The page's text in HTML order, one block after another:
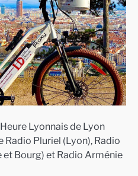
Lyonnais de Lyon
Radio Pluriel (Lyon), Radio
et Bourg) et Radio Arménie